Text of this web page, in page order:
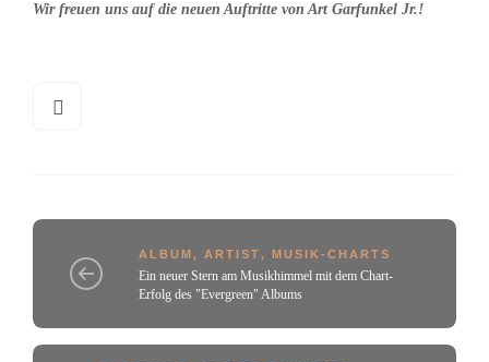
Wir freuen uns auf die neuen Auftritte von Art Garfunkel Jr.!
ALBUM, ARTIST, MUSIK-CHARTS
Ein neuer Stern am Musikhimmel mit dem Chart-
Erfolg des "Evergreen" Albums